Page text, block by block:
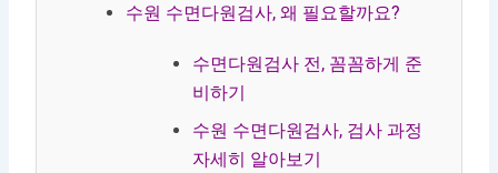
수원 수면다원검사, 왜 필요할까요?
수면다원검사 전, 꼼꼼하게 준
비하기
수원 수면다원검사, 검사 과정
자세히 알아보기